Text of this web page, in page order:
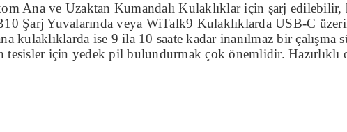
Ana ve Uzaktan Kumandalı Kulaklıklar için şarj
Şarj Yuvalarında veya WiTalk9 Kulaklıklarda USB-C
kulaklıklarda ise 9 ila 10 saate kadar inanılmaz bir çalışma
için yedek pil bulundurmak çok önemlidir.